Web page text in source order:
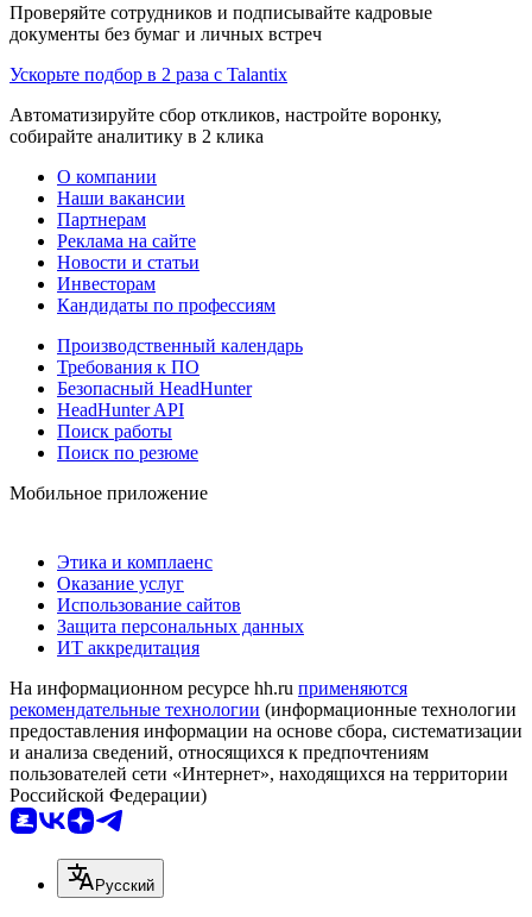
Проверяйте сотрудников и подписывайте кадровые
документы без бумаг и личных встреч
Ускорьте подбор в 2 раза с Talantix
Автоматизируйте сбор откликов, настройте воронку,
собирайте аналитику в 2 клика
О компании
Наши вакансии
Партнерам
Реклама на сайте
Новости и статьи
Инвесторам
Кандидаты по профессиям
Производственный календарь
Требования к ПО
Безопасный HeadHunter
HeadHunter API
Поиск работы
Поиск по резюме
Мобильное приложение
Этика и комплаенс
Оказание услуг
Использование сайтов
Защита персональных данных
ИТ аккредитация
На информационном ресурсе hh.ru применяются
рекомендательные технологии (информационные технологии
предоставления информации на основе сбора, систематизации
и анализа сведений, относящихся к предпочтениям
пользователей сети «Интернет», находящихся на территории
Российской Федерации)
Русский